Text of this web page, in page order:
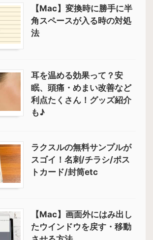
【Mac】変換時に勝手に半
角スペースが入る時の対処
法
耳を温める効果って？安
眠、頭痛・めまい改善など
利点たくさん！グッズ紹介
も♪
ラクスルの無料サンプルが
スゴイ！名刺/チラシ/ポス
トカード/封筒etc
【Mac】画面外にはみ出し
たウインドウを戻す・移動